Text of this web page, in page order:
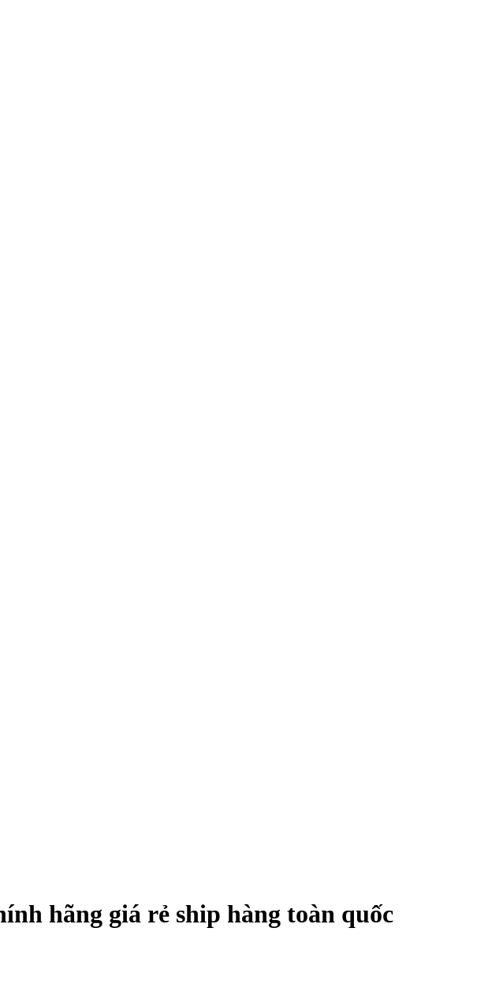
hãng giá rẻ ship hàng toàn quốc